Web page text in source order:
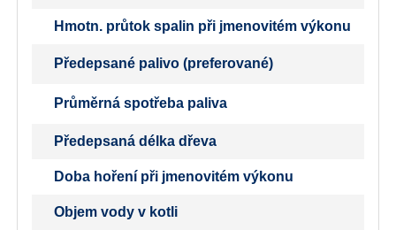
Hmotn. průtok spalin při jmenovitém výkonu
Předepsané palivo (preferované)
Průměrná spotřeba paliva
Předepsaná délka dřeva
Doba hoření při jmenovitém výkonu
Objem vody v kotli